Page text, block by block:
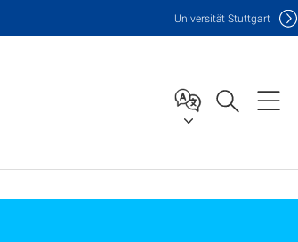
Universität Stuttgart